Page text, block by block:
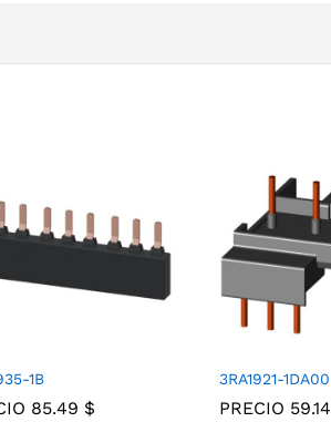
1B
85.49 $
3RA1921-1DA00
PRECIO 59.14